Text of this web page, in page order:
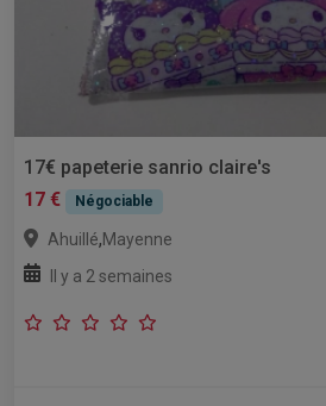
17€ papeterie sanrio claire's
17 €
Négociable
Ahuillé,Mayenne
Il y a 2 semaines